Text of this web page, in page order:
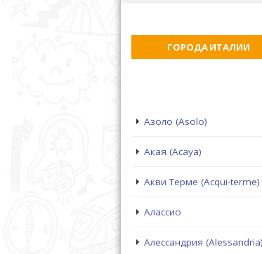
ГОРОДА ИТАЛИИ
Азоло (Asolo)
Акая (Acaya)
Акви Терме (Acqui-terme)
Алассио
Алессандрия (Alessandria)